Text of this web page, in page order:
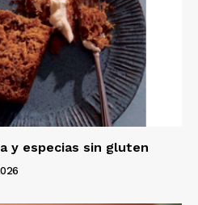
y especias sin gluten